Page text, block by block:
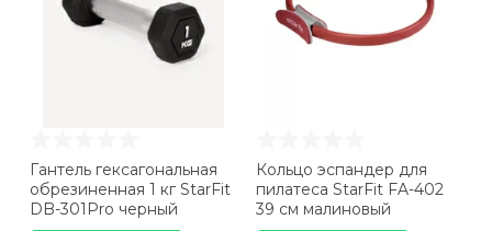
Гантель гексагональная
обрезиненная 1 кг StarFit
DB-301Pro черный
Кольцо эспандер для
пилатеса StarFit FA-402
39 см малиновый